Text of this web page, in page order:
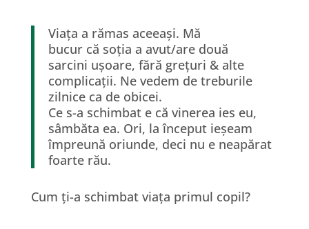
Viața a rămas aceeași. Mă
bucur că soția a avut/are două
sarcini ușoare, fără grețuri & alte
complicații. Ne vedem de treburile
zilnice ca de obicei.
Ce s-a schimbat e că vinerea ies eu,
sâmbăta ea. Ori, la început ieșeam
împreună oriunde, deci nu e neapărat
foarte rău.
Cum ți-a schimbat viața primul copil?